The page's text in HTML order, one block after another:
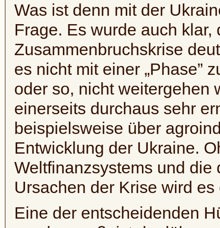
Was ist denn mit der
Frage. Es wurde auch
Zusammenbruchskrise
es nicht mit einer „Phase”
oder so, nicht weitergehen
einerseits durchaus sehr
beispielsweise über
Entwicklung der Ukraine.
Weltfinanzsystems und
Ursachen der Krise wird
Eine der entscheidenden